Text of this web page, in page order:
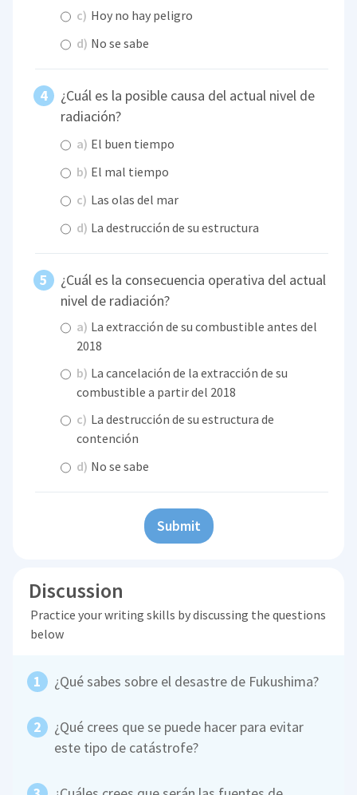
c) Hoy no hay peligro
d) No se sabe
¿Cuál es la posible causa del actual nivel de
radiación?
a) El buen tiempo
b) El mal tiempo
c) Las olas del mar
d) La destrucción de su estructura
¿Cuál es la consecuencia operativa del actual
nivel de radiación?
a) La extracción de su combustible antes del
2018
b) La cancelación de la extracción de su
combustible a partir del 2018
c) La destrucción de su estructura de
contención
d) No se sabe
Submit
Discussion
Practice your writing skills by discussing the questions
below
¿Qué sabes sobre el desastre de Fukushima?
¿Qué crees que se puede hacer para evitar
este tipo de catástrofe?